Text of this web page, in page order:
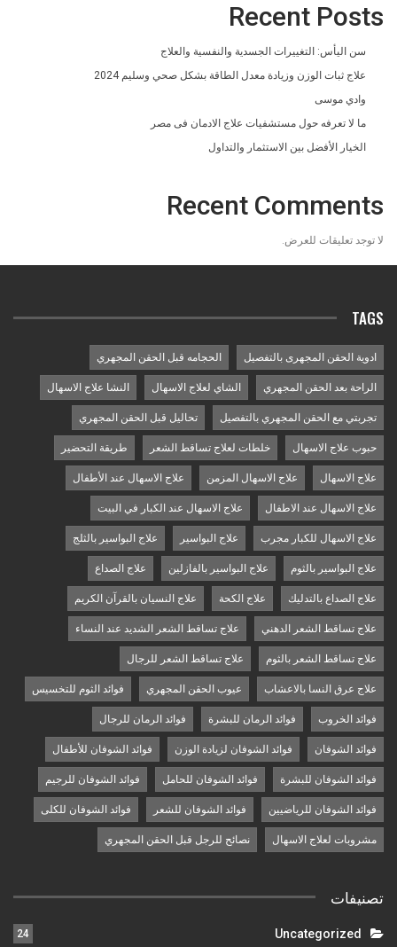
Recent Posts
سن اليأس: التغييرات الجسدية والنفسية والعلاج
علاج ثبات الوزن وزيادة معدل الطاقة بشكل صحي وسليم 2024
وادي موسى
ما لا تعرفه حول مستشفيات علاج الادمان فى مصر
الخيار الأفضل بين الاستثمار والتداول
Recent Comments
لا توجد تعليقات للعرض.
TAGS
ادوية الحقن المجهرى بالتفصيل الحجامه قبل الحقن المجهري
الراحة بعد الحقن المجهري الشاي لعلاج الاسهال النشا علاج الاسهال
تجربتي مع الحقن المجهري بالتفصيل تحاليل قبل الحقن المجهري
حبوب علاج الاسهال خلطات لعلاج تساقط الشعر طريقة التحضير
علاج الاسهال علاج الاسهال المزمن علاج الاسهال عند الأطفال
علاج الاسهال عند الاطفال علاج الاسهال عند الكبار في البيت
علاج الاسهال للكبار مجرب علاج البواسير علاج البواسير بالثلج
علاج البواسير بالثوم علاج البواسير بالفازلين علاج الصداع
علاج الصداع بالتدليك علاج الكحة علاج النسيان بالقرآن الكريم
علاج تساقط الشعر الدهني علاج تساقط الشعر الشديد عند النساء
علاج تساقط الشعر بالثوم علاج تساقط الشعر للرجال
علاج عرق النسا بالاعشاب عيوب الحقن المجهري فوائد الثوم للتخسيس
فوائد الخروب فوائد الرمان للبشرة فوائد الرمان للرجال
فوائد الشوفان فوائد الشوفان لزيادة الوزن فوائد الشوفان للأطفال
فوائد الشوفان للبشرة فوائد الشوفان للحامل فوائد الشوفان للرجيم
فوائد الشوفان للرياضيين فوائد الشوفان للشعر فوائد الشوفان للكلى
مشروبات لعلاج الاسهال نصائح للرجل قبل الحقن المجهري
تصنيفات
Uncategorized
24